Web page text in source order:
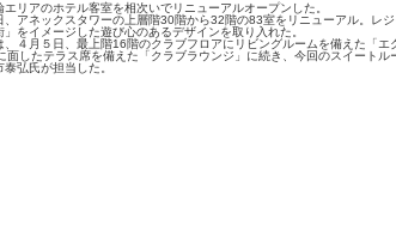
リアのホテル客室を相次いでリニューアルオープンした。
アネックスタワーの上層階30階から32階の83室をリニューアル。
をイメージした遊び心のあるデザインを取り入れた。
４月５日、最上階16階のクラブフロアにリビングルームを備えた「エ
したテラス席を備えた「クラブラウンジ」に続き、今回のスイー
弘氏が担当した。